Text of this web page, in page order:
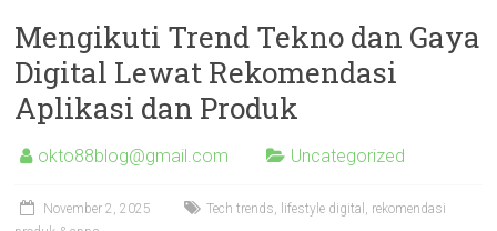
Mengikuti Trend Tekno dan Gaya
Digital Lewat Rekomendasi
Aplikasi dan Produk
okto88blog@gmail.com Uncategorized
November 2, 2025
Tech trends, lifestyle digital, rekomendasi